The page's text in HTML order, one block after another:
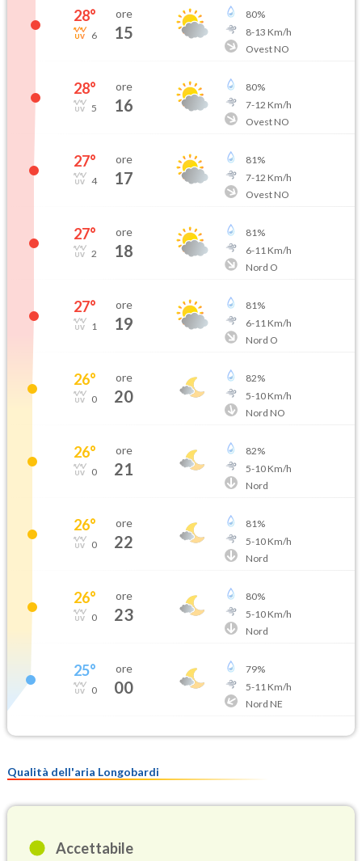
28°
6
ore
15
80%
8-13 Km/h
Ovest NO
28°
5
ore
16
80%
7-12 Km/h
Ovest NO
27°
4
ore
17
81%
7-12 Km/h
Ovest NO
27°
2
ore
18
81%
6-11 Km/h
Nord O
27°
1
ore
19
81%
6-11 Km/h
Nord O
26°
0
ore
20
82%
5-10Km/h
Nord NO
26°
0
ore
21
82%
5-10Km/h
Nord
26°
0
ore
22
81%
5-10Km/h
Nord
26°
0
ore
23
80%
5-10Km/h
Nord
25°
0
ore
00
79%
5-11 Km/h
Nord NE
Qualità dell'aria Longobardi
Accettabile